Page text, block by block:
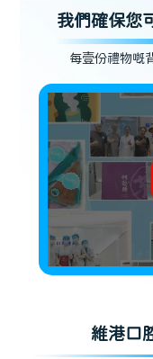
我們確保您
每壹份禮物嘅
維港口